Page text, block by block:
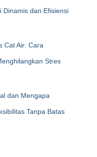
Dinamis dan Efisiensi
Cat Air: Cara
Stres
dan Mengapa
Tanpa Batas